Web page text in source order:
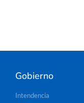
Gobierno
Intendencia